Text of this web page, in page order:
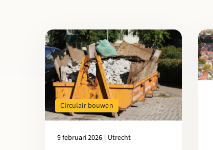
9 februari 2026 | Utrecht
Circulair bouwen
Lees meer over Reactie van Cirkelstad op het